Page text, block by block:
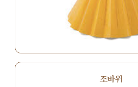
조바위